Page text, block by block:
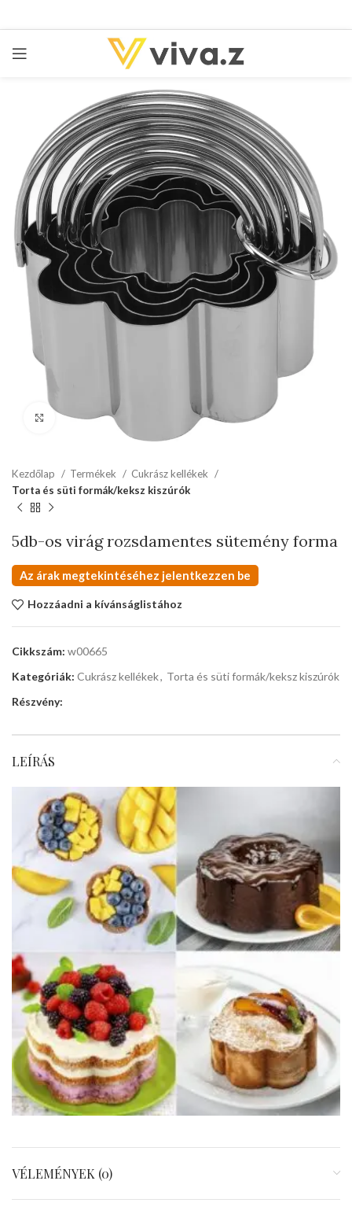
kattints a kinagyításhoz
Kezdőlap Termékek
Cukrász kellékek
Torta és süti formák/keksz kiszúrók
5db-os virág rozsdamentes sütemény forma
Az árak megtekintéséhez jelentkezzen be
Hozzáadni a kívánságlistához
Cikkszám: w00665
Kategóriák: Cukrász kellékek, Torta és süti formák/keksz kiszúrók
Részvény:
LEÍRÁS
VÉLEMÉNYEK (0)